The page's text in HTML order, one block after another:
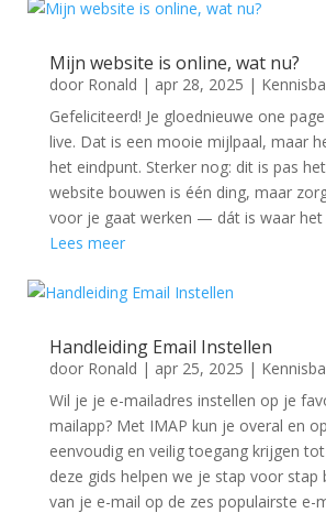
Mijn website is online, wat nu?
door Ronald | apr 28, 2025 |
Gefeliciteerd! Je gloednieuwe one
live. Dat is een mooie mijlpaal, maar
het eindpunt. Sterker nog: dit is pas
website bouwen is één ding, maar
voor je gaat werken — dát is waar het
Lees meer
Handleiding Email Instellen
door Ronald | apr 25, 2025 |
Wil je je e-mailadres instellen op je
mailapp? Met IMAP kun je overal en
eenvoudig en veilig toegang krijgen
deze gids helpen we je stap voor stap
van je e-mail op de zes populairste e-